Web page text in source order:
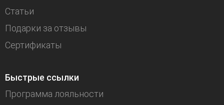
Статьи
Подарки за отзывы
Сертификаты
Быстрые ссылки
Программа лояльности